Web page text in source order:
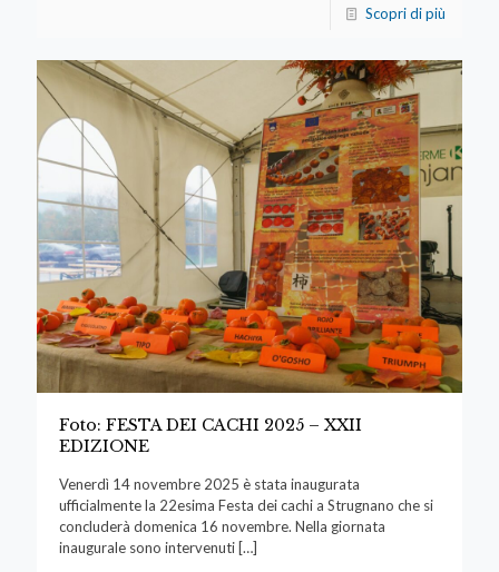
Scopri di più
Foto: FESTA DEI CACHI 2025 – XXII
EDIZIONE
Venerdì 14 novembre 2025 è stata inaugurata
ufficialmente la 22esima Festa dei cachi a Strugnano che si
concluderà domenica 16 novembre. Nella giornata
inaugurale sono intervenuti […]